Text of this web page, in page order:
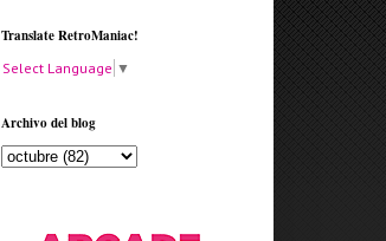
Translate RetroManiac!
Select Language ▼
Archivo del blog